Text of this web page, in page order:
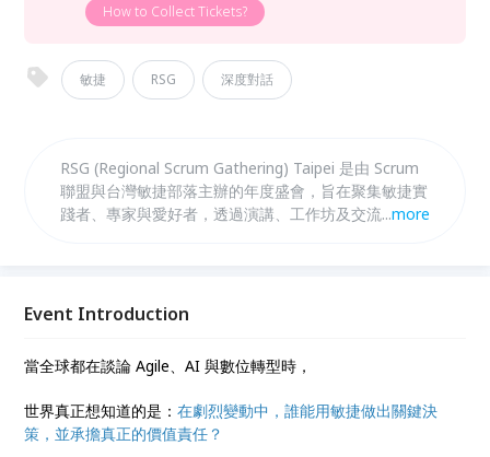
How to Collect Tickets?
敏捷 RSG 深度對話
RSG (Regional Scrum Gathering) Taipei 是由 Scrum
聯盟與台灣敏捷部落主辦的年度盛會，旨在聚集敏捷實
踐者、專家與愛好者，透過演講、工作坊及交流分享最
...more
Event Introduction
當全球都在談論 Agile、AI 與數位轉型時，
世界真正想知道的是：在劇烈變動中，誰能用敏捷做出關鍵決
策，並承擔真正的價值責任？